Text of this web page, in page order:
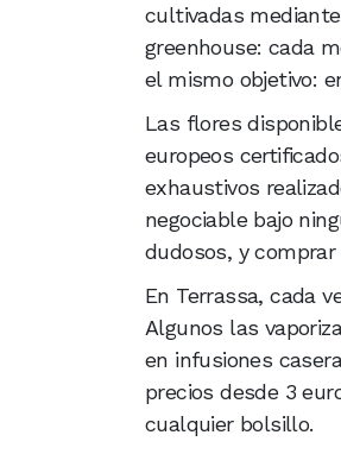
cultivadas
greenhouse: cada
el mismo objetivo:
Las flores
europeos
exhaustivos
negociable bajo
dudosos, y
En Terrassa, cada
Algunos las
en infusiones
precios desde 3
cualquier bolsillo.